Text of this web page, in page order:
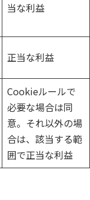
当な利益
正当な利益
Cookieルールで
必要な場合は同
意。それ以外の場
合は、該当する範
囲で正当な利益